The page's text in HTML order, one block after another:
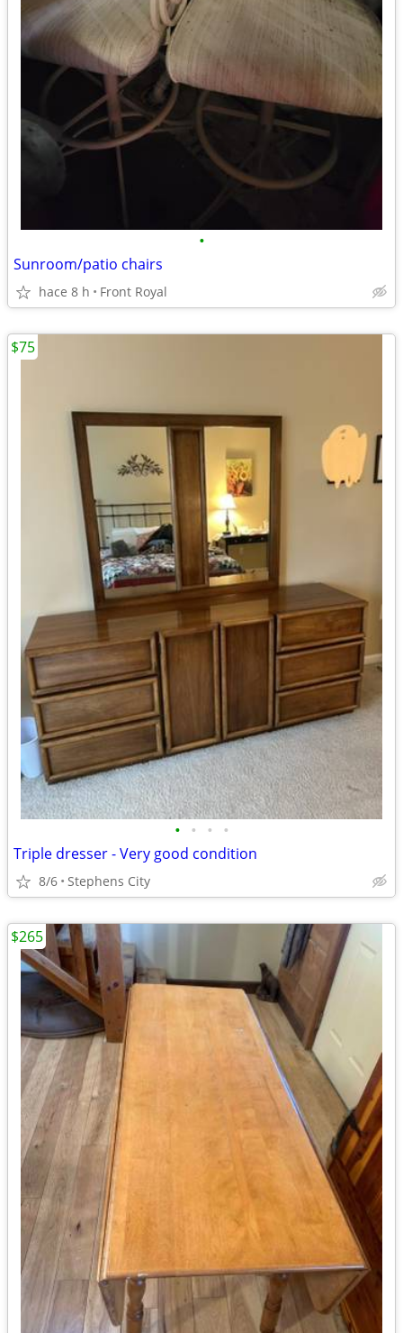
•
Sunroom/patio chairs
hace 8 h Front Royal
• • • •
Triple dresser - Very good condition
8/6 Stephens City
$75
$265